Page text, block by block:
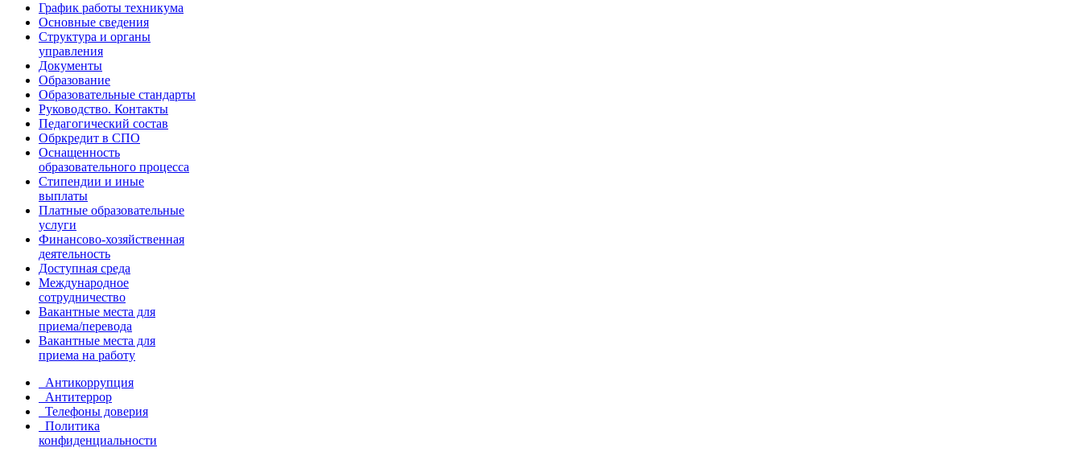
График работы техникума
Основные сведения
Структура и органы
управления
Документы
Образование
Образовательные стандарты
Руководство. Контакты
Педагогический состав
Обркредит в СПО
Оснащенность
образовательного процесса
Стипендии и иные
выплаты
Платные образовательные
услуги
Финансово-хозяйственная
деятельность
Доступная среда
Международное
сотрудничество
Вакантные места для
приема/перевода
Вакантные места для
приема на работу
Антикоррупция
Антитеррор
Телефоны доверия
Политика
конфиденциальности